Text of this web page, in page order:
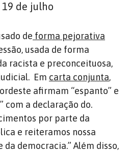
de julho
de forma pejorativa
usada de forma
racista e preconceituosa,
Em carta conjunta,
afirmam “espanto” e
com a declaração do.
por parte da
e reiteramos nossa
da democracia.” Além disso,